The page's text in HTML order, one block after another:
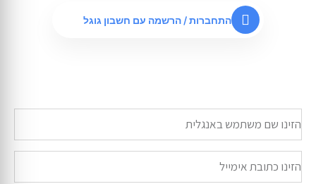
התחברות / הרשמה עם חשבון גוגל